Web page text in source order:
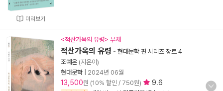
미리보기
<적산가옥의 유령> 부채
적산가옥의 유령 - 현대문학 핀 시리즈 장르 4
조예은 (지은이)
현대문학
2024년 06월
13,500원 (10% 할인 / 750원) 9.6